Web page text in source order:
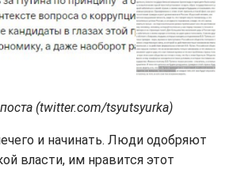
(twitter.com/tsyutsyurka)
и начинать. Люди одобряют
власти, им нравится этот